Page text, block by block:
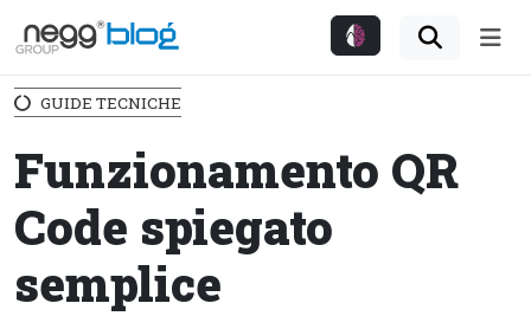
GUIDE TECNICHE
Funzionamento QR
Code spiegato
semplice